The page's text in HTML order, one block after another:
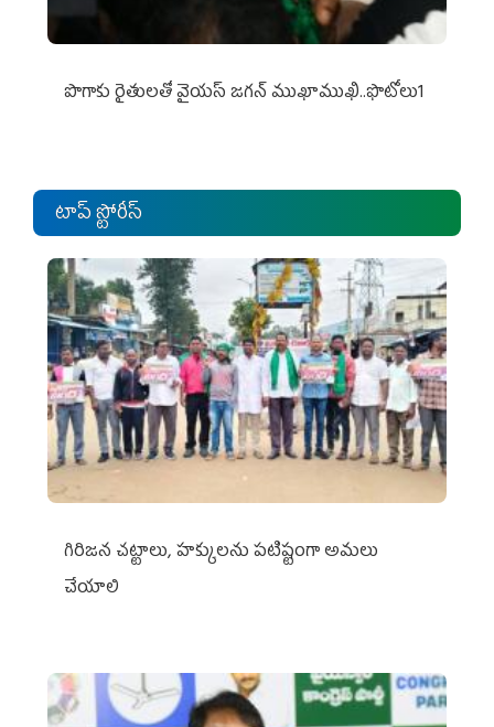
పొగాకు రైతుల‌తో వైయ‌స్ జ‌గ‌న్ ముఖాముఖి..ఫొటోలు1
టాప్ స్టోరీస్
గిరిజన చట్టాలు, హక్కులను పటిష్టంగా అమలు
చేయాలి